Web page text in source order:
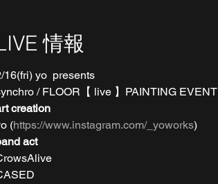
情報
16(fri) yo  presents
/ FLOOR【 live 】PAINTING
creation
(https://www.instagram.com/_yoworks)
act